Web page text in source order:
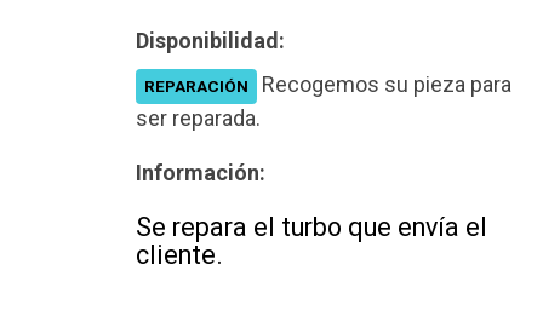
Disponibilidad:
REPARACIÓN
Recogemos su pieza para
ser reparada.
Información:
Se repara el turbo que envía el
cliente.